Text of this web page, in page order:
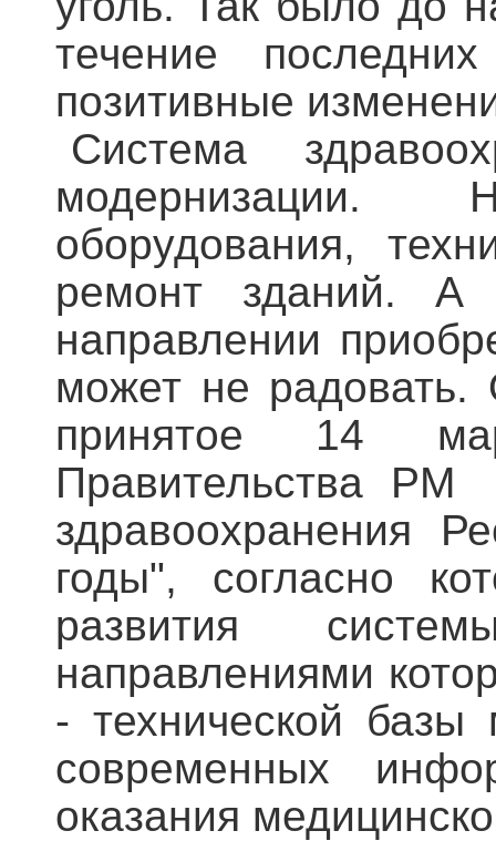
течение
позитивные
Система
модернизации.
оборудования,
ремонт зданий.
направлении
может не
принятое 14
Правительства
здравоохранения
годы", согласно
развития
направлениями
- технической базы
современных
оказания